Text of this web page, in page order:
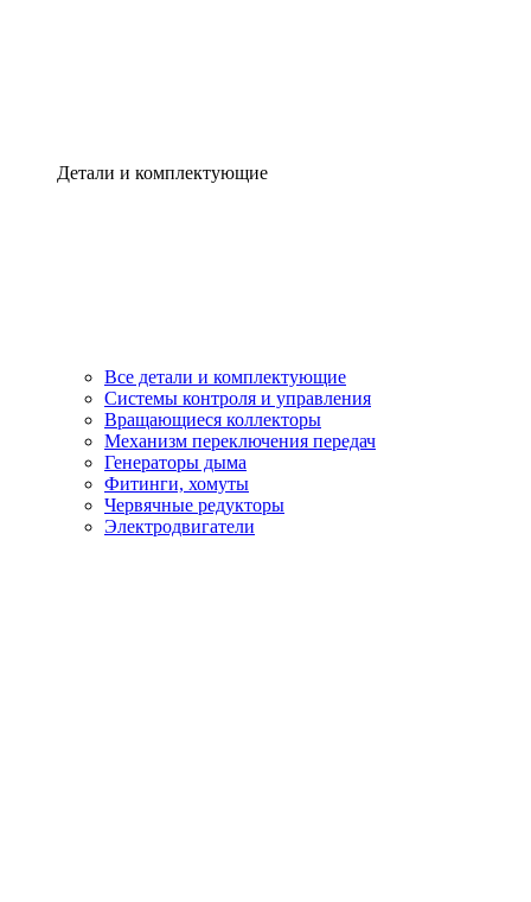
Детали и комплектующие
Все детали и комплектующие
Системы контроля и управления
Вращающиеся коллекторы
Механизм переключения передач
Генераторы дыма
Фитинги, хомуты
Червячные редукторы
Электродвигатели